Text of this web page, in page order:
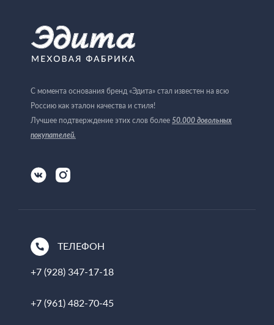
С момента основания бренд «Эдита» стал известен на всю
Россию как эталон качества и стиля!
Лучшее подтверждение этих слов более 50.000 довольных
покупателей.
ТЕЛЕФОН
+7 (928) 347-17-18
+7 (961) 482-70-45